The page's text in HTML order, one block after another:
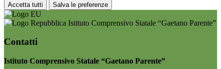
Accetta tutti Salva le preferenze
Istituto Comprensivo Statale “Gaetano Parente”
Contatti
Istituto Comprensivo Statale “Gaetano Parente”